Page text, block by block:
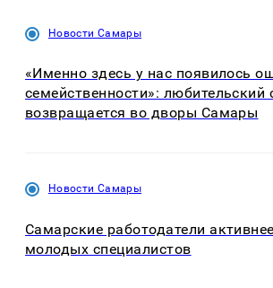
Новости Самары
«Именно здесь у нас появилось
семейственности»: любительский
возвращается во дворы Самары
Новости Самары
Самарские работодатели
молодых специалистов